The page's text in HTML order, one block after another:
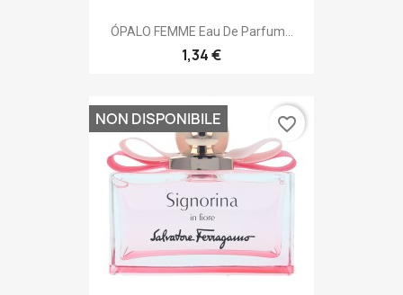
ÓPALO FEMME Eau De Parfum...
1,34 €
NON DISPONIBILE favorite_border